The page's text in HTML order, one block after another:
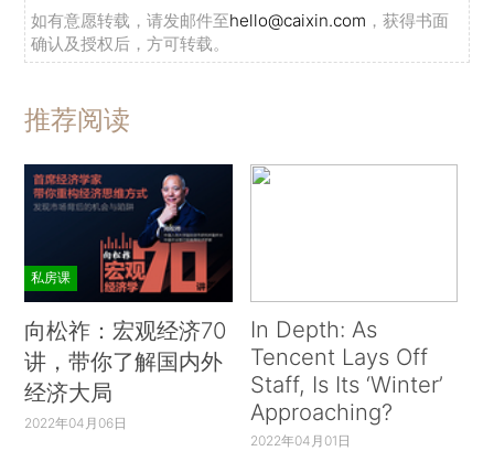
如有意愿转载，请发邮件至hello@caixin.com ，获得书面
确认及授权后，方可转载。
推荐阅读
私房课
向松祚：宏观经济70
讲，带你了解国内外
经济大局
2022年04月06日
In Depth: As
Tencent Lays Off
Staff, Is Its ‘Winter’
Approaching?
2022年04月01日